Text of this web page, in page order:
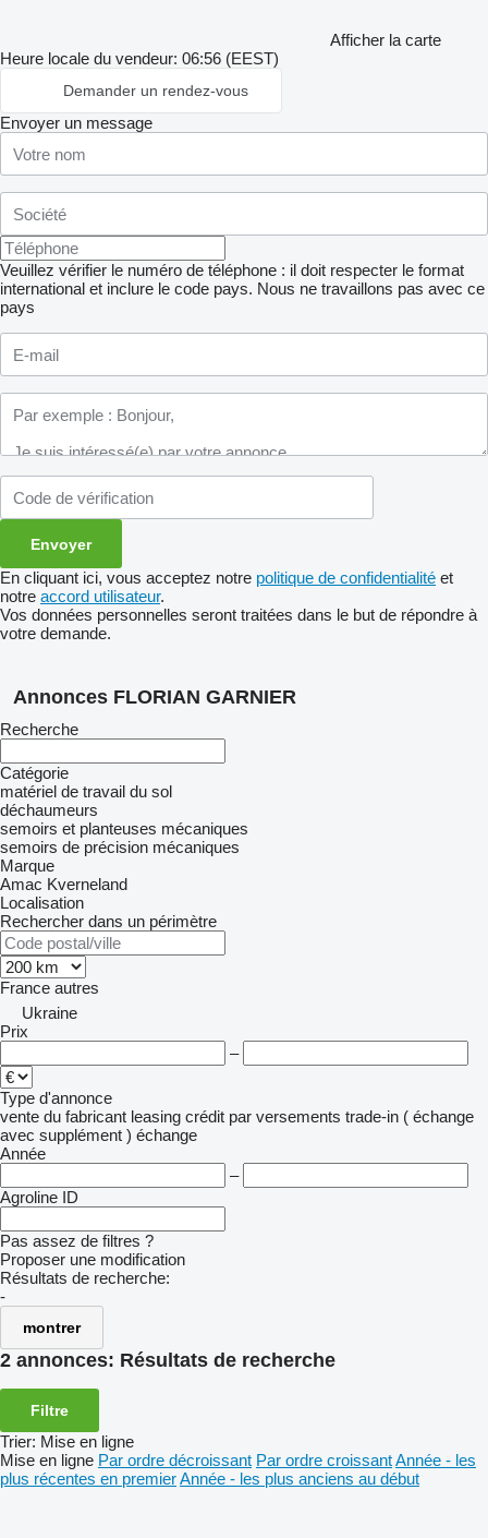
Afficher la carte
Heure locale du vendeur: 06:56 (EEST)
Demander un rendez-vous
Envoyer un message
Veuillez vérifier le numéro de téléphone : il doit respecter le format
international et inclure le code pays. Nous ne travaillons pas avec ce
pays
En cliquant ici, vous acceptez notre politique de confidentialité et
notre accord utilisateur.
Vos données personnelles seront traitées dans le but de répondre à
votre demande.
Annonces FLORIAN GARNIER
Recherche
Catégorie
matériel de travail du sol
déchaumeurs
semoirs et planteuses mécaniques
semoirs de précision mécaniques
Marque
Amac Kverneland
Localisation
Rechercher dans un périmètre
France autres
Ukraine
Prix
–
Type d'annonce
vente du fabricant leasing crédit par versements trade-in ( échange
avec supplément ) échange
Année
–
Agroline ID
Pas assez de filtres ?
Proposer une modification
Résultats de recherche:
-
montrer
2 annonces: Résultats de recherche
Filtre
Trier: Mise en ligne
Mise en ligne Par ordre décroissant Par ordre croissantAnnée - les
plus récentes en premierAnnée - les plus anciens au début